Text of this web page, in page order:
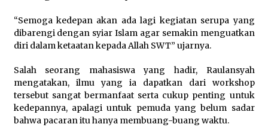
“Semoga kedepan akan ada lagi kegiatan serupa yang
dibarengi dengan syiar Islam agar semakin menguatkan
diri dalam ketaatan kepada Allah SWT” ujarnya.
Salah seorang mahasiswa yang hadir, Raulansyah
mengatakan, ilmu yang ia dapatkan dari workshop
tersebut sangat bermanfaat serta cukup penting untuk
kedepannya, apalagi untuk pemuda yang belum sadar
bahwa pacaran itu hanya membuang-buang waktu.